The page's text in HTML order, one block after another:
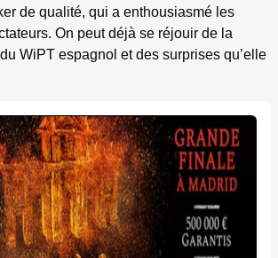
de qualité, qui a enthousiasmé les
On peut déjà se réjouir de la
WiPT espagnol et des surprises qu’elle